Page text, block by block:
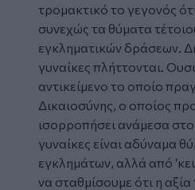
τρομακτικό το γεγονός
συνεχώς τα θύματα
εγκληματικών δράσεων.
γυναίκες πλήττονται.
αντικείμενο το οποίο
Δικαιοσύνης, ο οποίος
ισορροπήσει ανάμεσα στο
γυναίκες είναι αδύναμα
εγκλημάτων, αλλά από
να σταθμίσουμε ότι η